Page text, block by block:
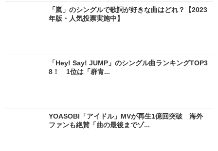
「嵐」のシングルで歌詞が好きな曲はどれ？【2023
年版・人気投票実施中】
「Hey! Say! JUMP」のシングル曲ランキングTOP3
8！ 1位は「群青...
YOASOBI「アイドル」MVが再生1億回突破 海外
ファンも絶賛「曲の最後までゾ...